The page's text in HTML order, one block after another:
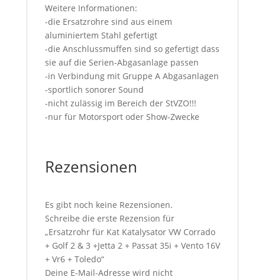
Weitere Informationen:
-die Ersatzrohre sind aus einem
aluminiertem Stahl gefertigt
-die Anschlussmuffen sind so gefertigt dass
sie auf die Serien-Abgasanlage passen
-in Verbindung mit Gruppe A Abgasanlagen
-sportlich sonorer Sound
-nicht zulässig im Bereich der StVZO!!!
-nur für Motorsport oder Show-Zwecke
Rezensionen
Es gibt noch keine Rezensionen.
Schreibe die erste Rezension für
„Ersatzrohr für Kat Katalysator VW Corrado
+ Golf 2 & 3 +Jetta 2 + Passat 35i + Vento 16V
+ Vr6 + Toledo“
Deine E-Mail-Adresse wird nicht